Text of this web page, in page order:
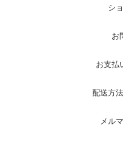
シ
お
お支払
配送方
メル